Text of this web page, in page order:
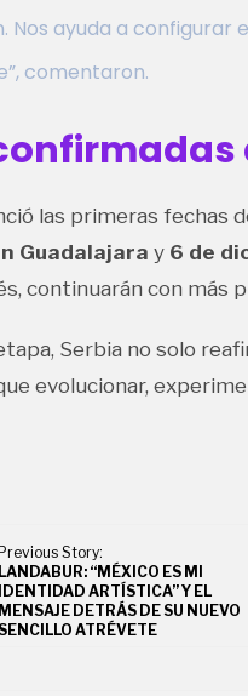
Nos ayuda a
comentaron.
las primeras fechas
Guadalajara y 6 de
continuarán con más
Serbia no solo
evolucionar,
Previous Story:
LANDABUR: “MÉXICO ES MI
IDENTIDAD ARTÍSTICA” Y EL
MENSAJE DETRÁS DE SU NUEVO
ATRÉVETE